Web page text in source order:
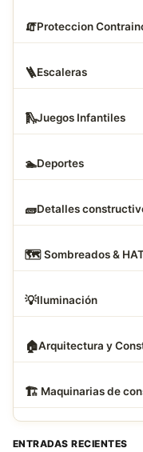
🧯Proteccion
🪜Escaleras
🛝Juegos Infantiles
🏊Deportes
🧱Detalles
🗺 Sombreados &
💡Iluminación
🏠Arquitectura y
🏗 Maquinarias de
ENTRADAS RECIENTES